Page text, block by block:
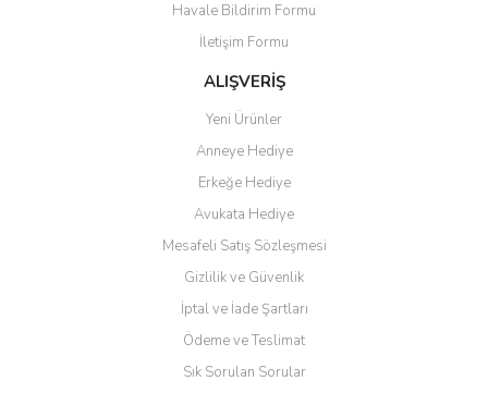
Havale Bildirim Formu
İletişim Formu
ALIŞVERİŞ
Yeni Ürünler
Anneye Hediye
Erkeğe Hediye
Avukata Hediye
Mesafeli Satış Sözleşmesi
Gizlilik ve Güvenlik
İptal ve İade Şartları
Ödeme ve Teslimat
Sık Sorulan Sorular